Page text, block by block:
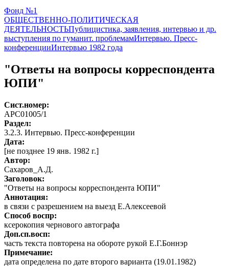
Фонд №1
ОБЩЕСТВЕННО-ПОЛИТИЧЕСКАЯ
ДЕЯТЕЛЬНОСТЬПублицистика, заявления, интервью и др.
выступления по гуманит. проблемамИнтервью. Пресс-
конференцииИнтервью 1982 года
"Ответы на вопросы корреспондента
ЮПИ"
Сист.номер:
АРС01005/1
Раздел:
3.2.3. Интервью. Пресс-конференции
Дата:
[не позднее 19 янв. 1982 г.]
Автор:
Сахаров_А.Д.
Заголовок:
"Ответы на вопросы корреспондента ЮПИ"
Аннотация:
в связи с разрешением на выезд Е.Алексеевой
Способ воспр:
ксерокопия чернового автографа
Доп.сп.восп:
часть текста повторена на обороте рукой Е.Г.Боннэр
Примечание:
дата определена по дате второго варианта (19.01.1982)